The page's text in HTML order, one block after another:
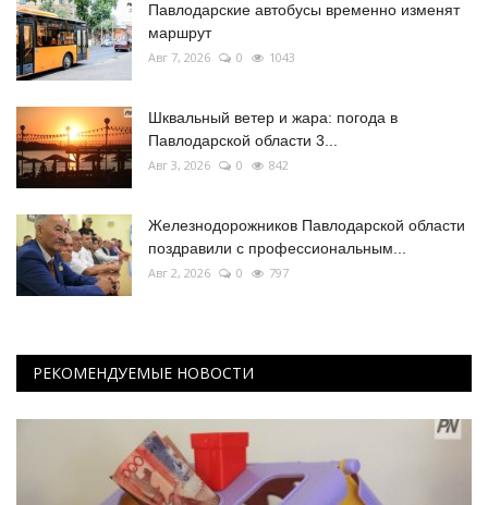
Павлодарские автобусы временно изменят
маршрут
Авг 7, 2026 0 1043
Шквальный ветер и жара: погода в
Павлодарской области 3...
Авг 3, 2026 0 842
Железнодорожников Павлодарской области
поздравили с профессиональным...
Авг 2, 2026 0 797
РЕКОМЕНДУЕМЫЕ НОВОСТИ